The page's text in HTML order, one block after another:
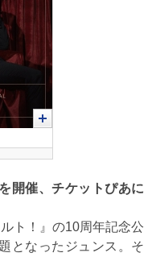
開催、チケットぴあに
ト！』の10周年記念公
となったジュンス。そ